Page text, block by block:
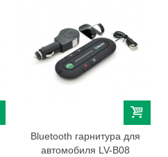
Bluetooth гарнитура для
автомобиля LV-B08